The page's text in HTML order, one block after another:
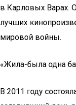
в Карловых Варах.
лучших
мировой войны.
«Жила-была одна
В 2011 году